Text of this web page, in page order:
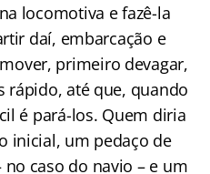
locomotiva e fazê-la
daí, embarcação e
primeiro devagar,
rápido, até que, quando
é pará-los. Quem diria
inicial, um pedaço de
caso do navio – e um